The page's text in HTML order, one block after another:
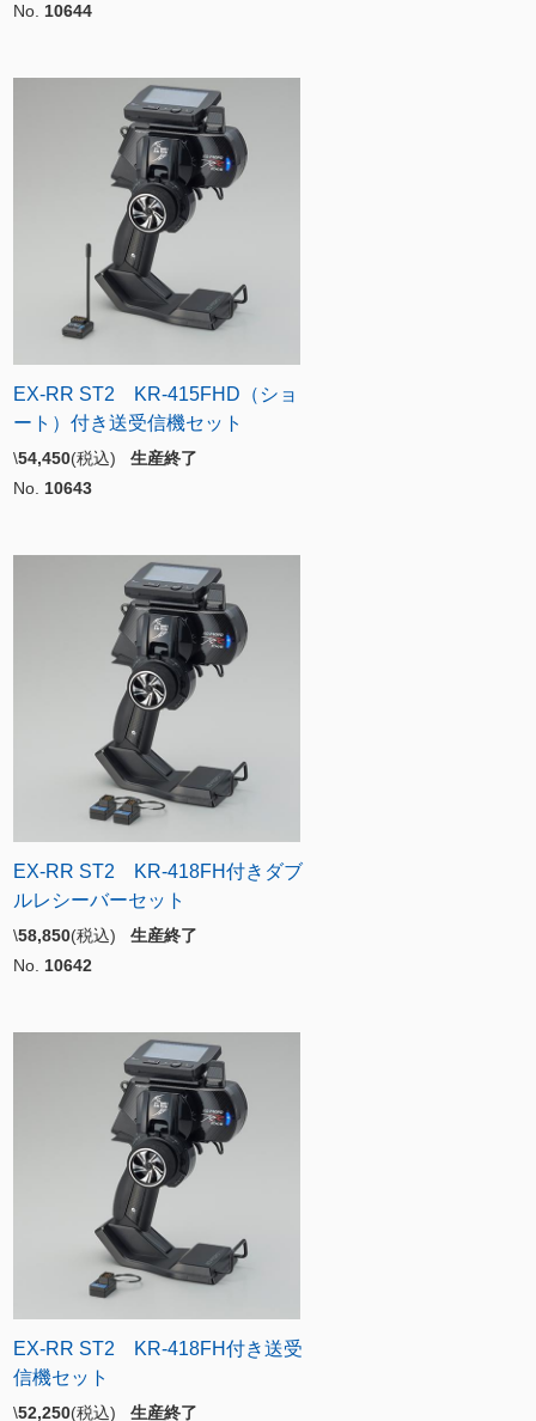
No. 10644
EX-RR ST2 KR-415FHD（ショ
ート）付き送受信機セット
\54,450(税込) 生産終了
No. 10643
EX-RR ST2 KR-418FH付きダブ
ルレシーバーセット
\58,850(税込) 生産終了
No. 10642
EX-RR ST2 KR-418FH付き送受
信機セット
\52,250(税込) 生産終了